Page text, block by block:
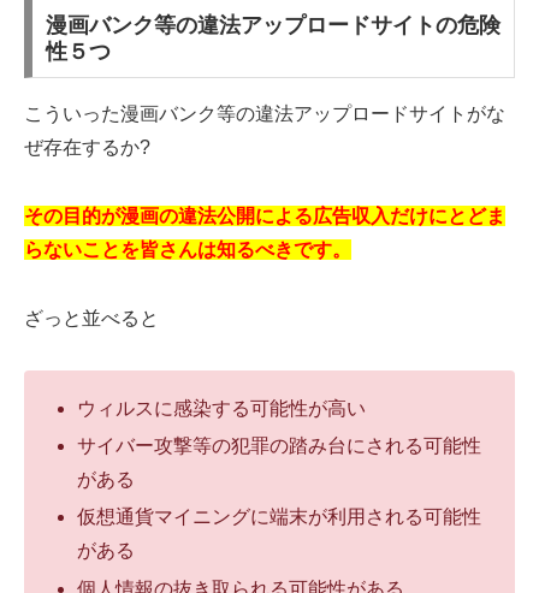
漫画バンク等の違法アップロードサイトの危険
性５つ
こういった漫画バンク等の違法アップロードサイトがな
ぜ存在するか?
その目的が漫画の違法公開による広告収入だけにとどま
らないことを皆さんは知るべきです。
ざっと並べると
ウィルスに感染する可能性が高い
サイバー攻撃等の犯罪の踏み台にされる可能性
がある
仮想通貨マイニングに端末が利用される可能性
がある
個人情報の抜き取られる可能性がある